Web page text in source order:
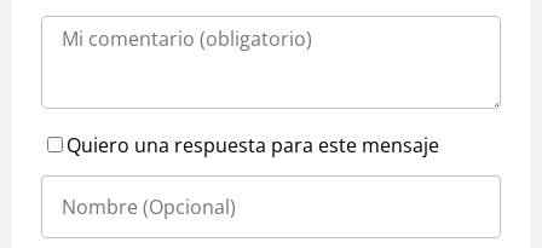
Quiero una respuesta para este mensaje